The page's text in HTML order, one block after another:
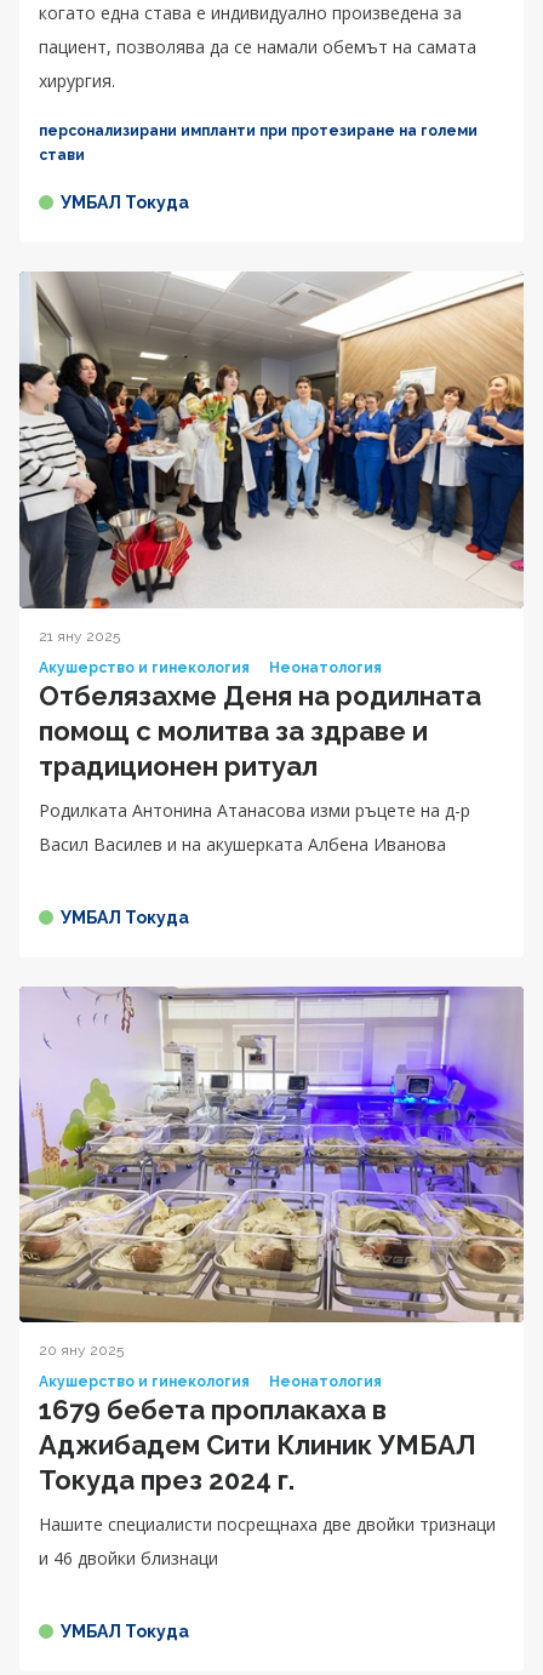
когато една става е индивидуално произведена за
пациент, позволява да се намали обемът на самата
хирургия.
персонализирани импланти при протезиране на големи
стави
УМБАЛ Токуда
21 яну 2025
Акушерство и гинекология
Неонатология
Отбелязахме Деня на родилната
помощ с молитва за здраве и
традиционен ритуал
Родилката Антонина Атанасова изми ръцете на д-р
Васил Василев и на акушерката Албена Иванова
УМБАЛ Токуда
20 яну 2025
Акушерство и гинекология
Неонатология
1679 бебета проплакаха в
Аджибадем Сити Клиник УМБАЛ
Токуда през 2024 г.
Нашите специалисти посрещнаха две двойки тризнаци
и 46 двойки близнаци
УМБАЛ Токуда